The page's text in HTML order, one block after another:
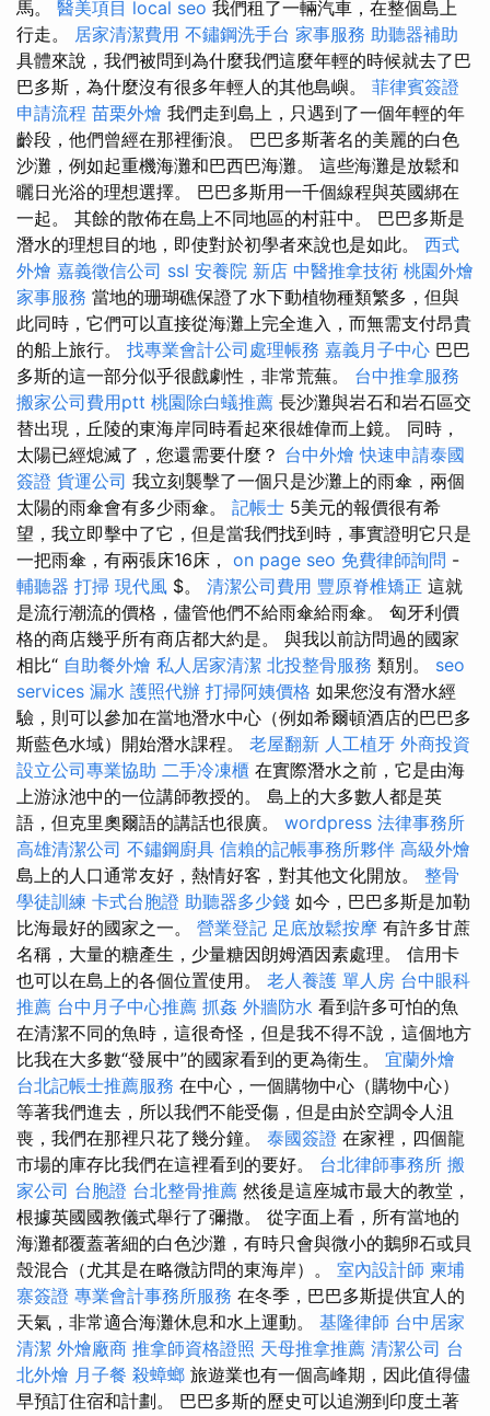
馬。 醫美項目 local seo 我們租了一輛汽車，在整個島上
行走。 居家清潔費用 不鏽鋼洗手台 家事服務 助聽器補助
具體來說，我們被問到為什麼我們這麼年輕的時候就去了巴
巴多斯，為什麼沒有很多年輕人的其他島嶼。 菲律賓簽證
申請流程 苗栗外燴 我們走到島上，只遇到了一個年輕的年
齡段，他們曾經在那裡衝浪。 巴巴多斯著名的美麗的白色
沙灘，例如起重機海灘和巴西巴海灘。 這些海灘是放鬆和
曬日光浴的理想選擇。 巴巴多斯用一千個線程與英國綁在
一起。 其餘的散佈在島上不同地區的村莊中。 巴巴多斯是
潛水的理想目的地，即使對於初學者來說也是如此。 西式
外燴 嘉義徵信公司 ssl 安養院 新店 中醫推拿技術 桃園外燴
家事服務 當地的珊瑚礁保證了水下動植物種類繁多，但與
此同時，它們可以直接從海灘上完全進入，而無需支付昂貴
的船上旅行。 找專業會計公司處理帳務 嘉義月子中心 巴巴
多斯的這一部分似乎很戲劇性，非常荒蕪。 台中推拿服務
搬家公司費用ptt 桃園除白蟻推薦 長沙灘與岩石和岩石區交
替出現，丘陵的東海岸同時看起來很雄偉而上鏡。 同時，
太陽已經熄滅了，您還需要什麼？ 台中外燴 快速申請泰國
簽證 貨運公司 我立刻襲擊了一個只是沙灘上的雨傘，兩個
太陽的雨傘會有多少雨傘。 記帳士 5美元的報價很有希
望，我立即擊中了它，但是當我們找到時，事實證明它只是
一把雨傘，有兩張床16床， on page seo 免費律師詢問 -
輔聽器 打掃 現代風 $。 清潔公司費用 豐原脊椎矯正 這就
是流行潮流的價格，儘管他們不給雨傘給雨傘。 匈牙利價
格的商店幾乎所有商店都大約是。 與我以前訪問過的國家
相比“ 自助餐外燴 私人居家清潔 北投整骨服務 類別。 seo
services 漏水 護照代辦 打掃阿姨價格 如果您沒有潛水經
驗，則可以參加在當地潛水中心（例如希爾頓酒店的巴巴多
斯藍色水域）開始潛水課程。 老屋翻新 人工植牙 外商投資
設立公司專業協助 二手冷凍櫃 在實際潛水之前，它是由海
上游泳池中的一位講師教授的。 島上的大多數人都是英
語，但克里奧爾語的講話也很廣。 wordpress 法律事務所
高雄清潔公司 不鏽鋼廚具 信賴的記帳事務所夥伴 高級外燴
島上的人口通常友好，熱情好客，對其他文化開放。 整骨
學徒訓練 卡式台胞證 助聽器多少錢 如今，巴巴多斯是加勒
比海最好的國家之一。 營業登記 足底放鬆按摩 有許多甘蔗
名稱，大量的糖產生，少量糖因朗姆酒因素處理。 信用卡
也可以在島上的各個位置使用。 老人養護 單人房 台中眼科
推薦 台中月子中心推薦 抓姦 外牆防水 看到許多可怕的魚
在清潔不同的魚時，這很奇怪，但是我不得不說，這個地方
比我在大多數“發展中”的國家看到的更為衛生。 宜蘭外燴
台北記帳士推薦服務 在中心，一個購物中心（購物中心）
等著我們進去，所以我們不能受傷，但是由於空調令人沮
喪，我們在那裡只花了幾分鐘。 泰國簽證 在家裡，四個龍
市場的庫存比我們在這裡看到的要好。 台北律師事務所 搬
家公司 台胞證 台北整骨推薦 然後是這座城市最大的教堂，
根據英國國教儀式舉行了彌撒。 從字面上看，所有當地的
海灘都覆蓋著細的白色沙灘，有時只會與微小的鵝卵石或貝
殼混合（尤其是在略微訪問的東海岸）。 室內設計師 柬埔
寨簽證 專業會計事務所服務 在冬季，巴巴多斯提供宜人的
天氣，非常適合海灘休息和水上運動。 基隆律師 台中居家
清潔 外燴廠商 推拿師資格證照 天母推拿推薦 清潔公司 台
北外燴 月子餐 殺蟑螂 旅遊業也有一個高峰期，因此值得儘
早預訂住宿和計劃。 巴巴多斯的歷史可以追溯到印度土著